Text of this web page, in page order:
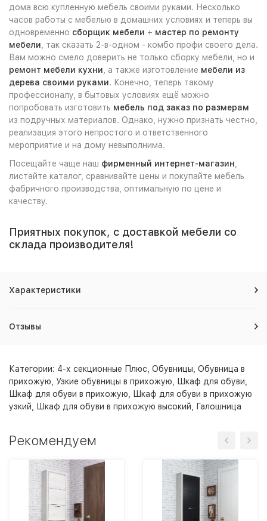
дома всю купленную мебель своими руками. Несколько
часов работы с мебелью в домашних условиях и теперь вы
одновременно сборщик мебели + мастер по ремонту
мебели , так сказать 2-в-одном - комбо профи своего дела.
Вам можно смело доверить не только сборку мебели, но и
ремонт мебели кухни , а также изготовление мебели из
дерева своими руками. Конечно, теперь такому
профессионалу, в бытовых условиях ещё можно
попробовать изготовить мебель под заказ по размерам
из подручных материалов. Однако, нужно признать честно,
реализация этого непростого и ответственного
мероприятие и на дому невыполнима.
Посещайте чаще наш фирменный интернет-магазин
листайте каталог, сравнивайте цены и покупайте мебель
фабричного производства, оптимальную по цене и
качеству.
Приятных покупок, с доставкой мебели со
склада производителя!
Характеристики
Отзывы
Категории: 4-х секционные Плюс Обувницы Обувница в
прихожую
Узкие обувницы в прихожую Шкаф для обуви
Шкаф для обуви в прихожую
Шкаф для обуви в прихожую
узкий
Шкаф для обуви в прихожую высокий Галошница
Рекомендуем